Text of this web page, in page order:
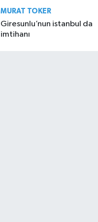
MURAT TOKER
Giresunlu’nun istanbul da
imtihanı